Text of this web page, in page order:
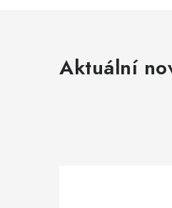
Aktuální